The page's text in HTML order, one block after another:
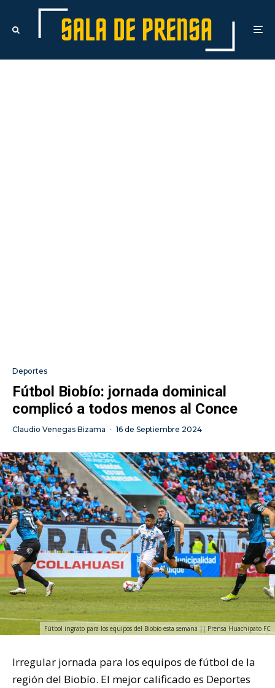
Deportes
Fútbol Biobío: jornada dominical
complicó a todos menos al Conce
Claudio Venegas Bizama · 16 de Septiembre 2024
Fútbol ingrato para los equipos del Biobío esta semana || Prensa Huachipato FC
Irregular jornada para los equipos de fútbol de la
región del Biobío. El mejor calificado es Deportes